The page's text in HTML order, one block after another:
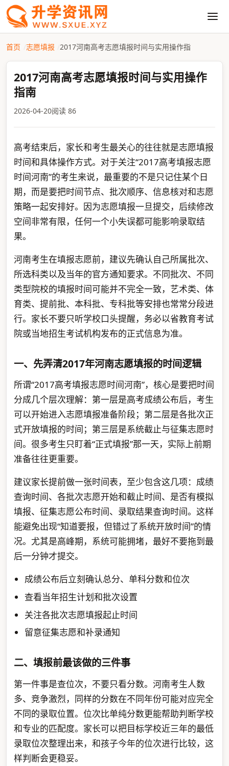
首页 志愿填报 2017河南高考志愿填报时间与实用操作指
2017河南高考志愿填报时间与实用操作
指南
2026-04-20阅读 86
高考结束后，家长和考生最关心的往往就是志愿填报
时间和具体操作方式。对于关注“2017高考填报志愿
时间河南”的考生来说，最重要的不是只记住某个日
期，而是要把时间节点、批次顺序、信息核对和志愿
策略一起安排好。因为志愿填报一旦提交，后续修改
空间非常有限，任何一个小失误都可能影响录取结
果。
河南考生在填报志愿前，建议先确认自己所属批次、
所选科类以及当年的官方通知要求。不同批次、不同
类型院校的填报时间可能并不完全一致，艺术类、体
育类、提前批、本科批、专科批等安排也常常分段进
行。家长不要只听学校口头提醒，务必以省教育考试
院或当地招生考试机构发布的正式信息为准。
一、先弄清2017年河南志愿填报的时间逻辑
所谓“2017高考填报志愿时间河南”，核心是要把时间
分成几个层次理解：第一层是高考成绩公布后，考生
可以开始进入志愿填报准备阶段；第二层是各批次正
式开放填报的时间；第三层是系统截止与征集志愿时
间。很多考生只盯着“正式填报”那一天，实际上前期
准备往往更重要。
建议家长提前做一张时间表，至少包含这几项：成绩
查询时间、各批次志愿开始和截止时间、是否有模拟
填报、征集志愿公布时间、录取结果查询时间。这样
能避免出现“知道要报，但错过了系统开放时间”的情
况。尤其是高峰期，系统可能拥堵，最好不要拖到最
后一分钟才提交。
成绩公布后立刻确认总分、单科分数和位次
查看当年招生计划和批次设置
关注各批次志愿填报起止时间
留意征集志愿和补录通知
二、填报前最该做的三件事
第一件事是查位次，不要只看分数。河南考生人数
多、竞争激烈，同样的分数在不同年份可能对应完全
不同的录取位置。位次比单纯分数更能帮助判断学校
和专业的匹配度。家长可以把目标学校近三年的最低
录取位次整理出来，和孩子今年的位次进行比较，这
样判断会更稳妥。